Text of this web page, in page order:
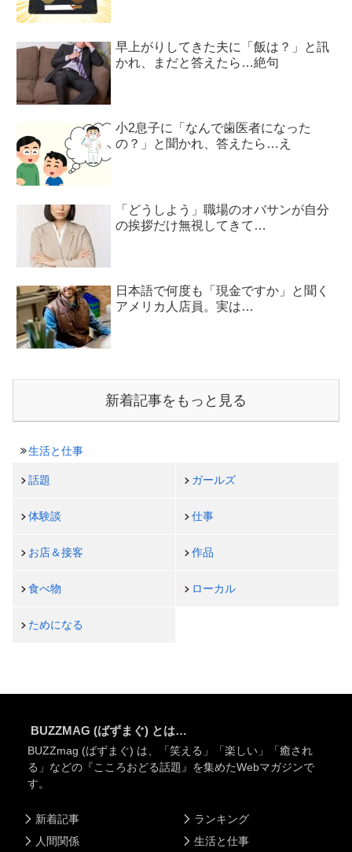
早上がりしてきた夫に「飯は？」と訊
かれ、まだと答えたら…絶句
小2息子に「なんで歯医者になった
の？」と聞かれ、答えたら…え
「どうしよう」職場のオバサンが自分
の挨拶だけ無視してきて…
日本語で何度も「現金ですか」と聞く
アメリカ人店員。実は…
新着記事をもっと見る
生活と仕事
話題 ガールズ
体験談 仕事
お店＆接客 作品
食べ物 ローカル
ためになる
BUZZMAG (ばずまぐ) とは…
BUZZmag (ばずまぐ) は、「笑える」「楽しい」「癒され
る」などの『こころおどる話題』を集めたWebマガジンで
す。
新着記事
人間関係
ランキング
生活と仕事